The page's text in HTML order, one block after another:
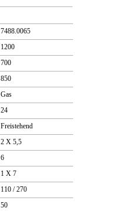
7488.0065
1200
700
850
Gas
24
Freistehend
2 X 5,5
6
1 X 7
110 / 270
50